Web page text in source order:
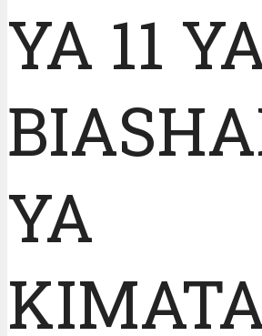
YA 11
YA